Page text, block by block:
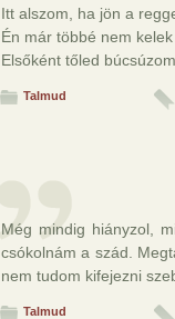
Itt alszom, ha jön a
Én már többé nem kelek
Elsőként tőled
Talmud
Még mindig hiányzol,
csókolnám a szád.
nem tudom kifejezni
Talmud